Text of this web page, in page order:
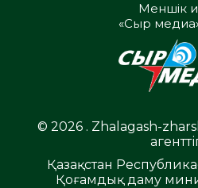
Меншік
«Сыр
© 2026 . Zhalagash-
Қазақстан
Қоғамдық даму